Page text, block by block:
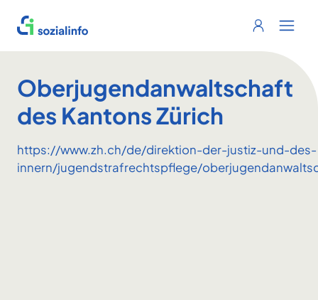
Sozialinfo
Login
Oberjugendanwaltschaft
des Kantons Zürich
https://www.zh.ch/de/direktion-der-justiz-und-des-
innern/jugendstrafrechtspflege/